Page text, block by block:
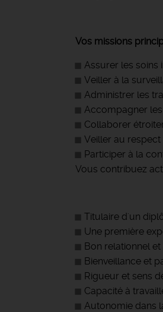
Vos missions
Assurer les soins
Veiller à la
Administrer les
Accompagner
Collaborer
Veiller au
Participer à la
Vous contribuez
Titulaire d'un
Une première
Bon relationnel et
Bienveillance et
Rigueur et sens
Capacité à
Autonomie dans